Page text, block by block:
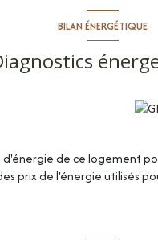
pour un usage
sur 2021. Zone soumise
chargée de
BILAN ÉNERGÉTIQUE
de ce logement
prix de l'énergie utilisés